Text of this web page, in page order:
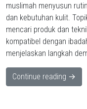
muslimah menyusun
dan kebutuhan kulit.
mencari produk dan
kompatibel dengan
menjelaskan langkah
Continue reading →